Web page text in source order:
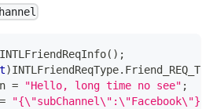
INTLFriendReqInfo( ) ;
)INTLFriendReqType.
= "Hello, long time no see" ;
= "{\"subChannel\":\"Facebook\"}"